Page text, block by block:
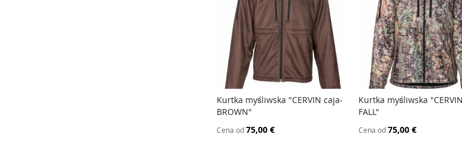
Dodaj do koszyka PORÓWNAJ
Kurtka myśliwska "CERVIN caja-
BROWN"
Cena od75,00 €
Dodaj do koszyka
Kurtka myśliwska
FALL"
Cena od 75,00 €